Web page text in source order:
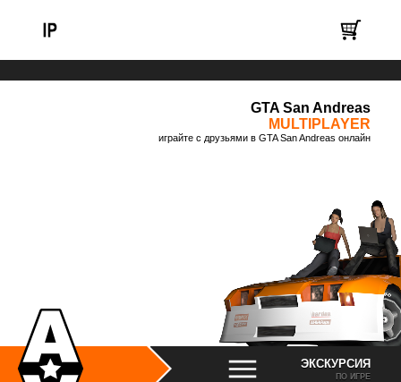
GTA San Andreas
MULTIPLAYER
играйте с друзьями в GTA San Andreas онлайн
ЭКСКУРСИЯ
ПО ИГРЕ